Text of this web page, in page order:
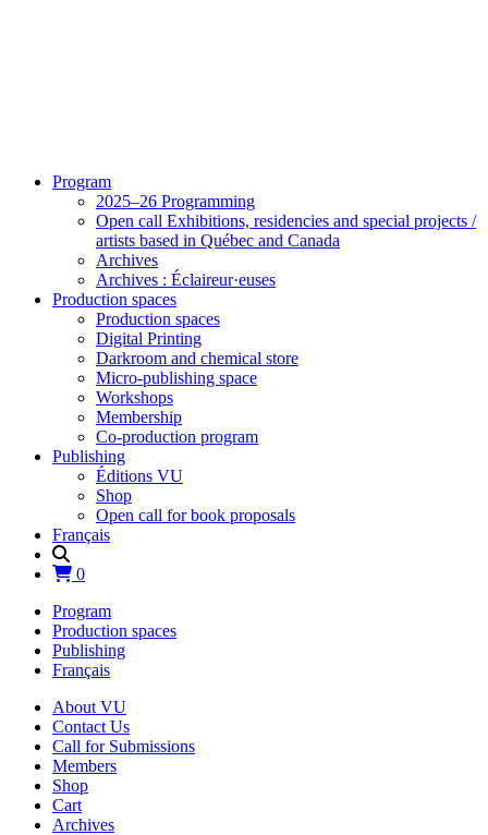
Program
2025–26 Programming
Open call Exhibitions, residencies and special projects /
artists based in Québec and Canada
Archives
Archives : Éclaireur·euses
Production spaces
Production spaces
Digital Printing
Darkroom and chemical store
Micro-publishing space
Workshops
Membership
Co-production program
Publishing
Éditions VU
Shop
Open call for book proposals
Français
0
Program
Production spaces
Publishing
Français
About VU
Contact Us
Call for Submissions
Members
Shop
Cart
Archives